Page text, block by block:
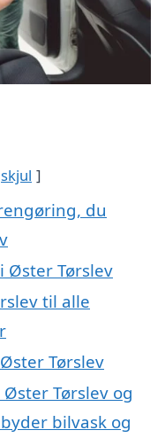
skjul
du
Øster Tørslev
til alle
Tørslev
Tørslev og
bilvask og